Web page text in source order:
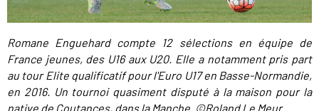
Romane Enguehard compte 12 sélections en équipe de
France jeunes, des U16 aux U20. Elle a notamment pris part
au tour Elite qualificatif pour l'Euro U17 en Basse-Normandie,
en 2016. Un tournoi quasiment disputé à la maison pour la
native de Coutances, dans la Manche. ©Roland Le Meur